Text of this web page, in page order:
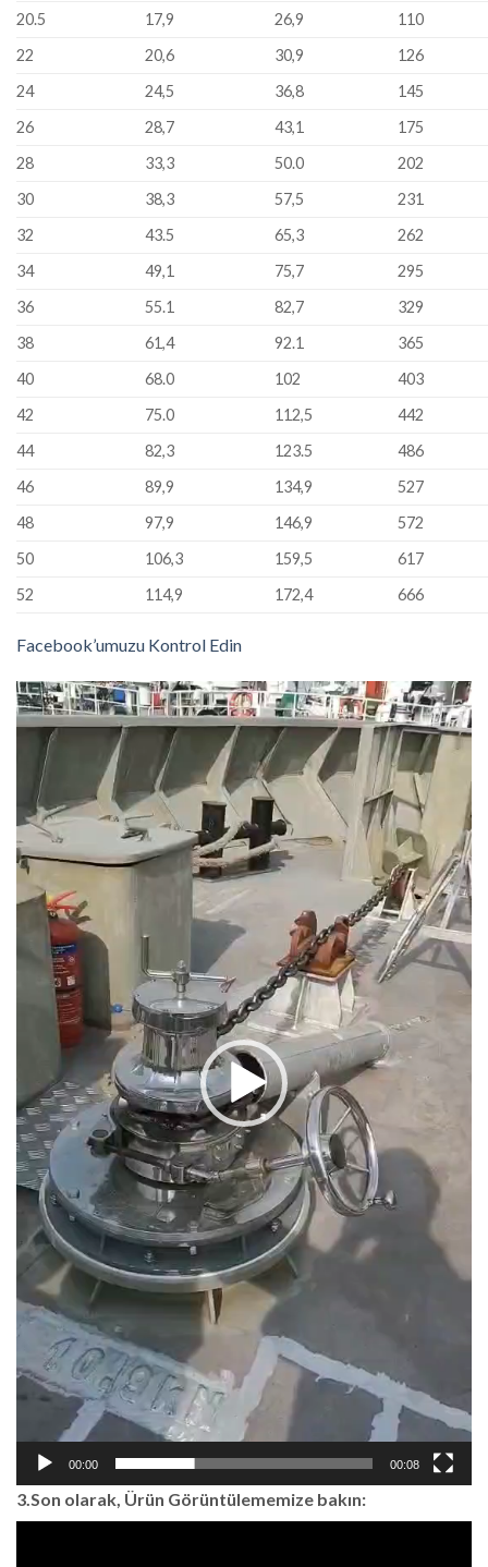
20.5 17,9 26,9
110
22
20,6 30,9
126
24
24,5 36,8
145
26
28,7 43,1
175
28
33,3 50.0
202
30
38,3 57,5
231
32
43.5 65,3
262
34
49,1 75,7
295
36
55.1 82,7
329
38
61,4 92.1
365
40
68.0 102
403
42
75.0 112,5
442
44
82,3 123.5
486
46
89,9 134,9
527
48
97,9 146,9
572
50
106,3 159,5
617
52
114,9 172,4 666
Facebook’umuzu Kontrol Edin
Video
Player
00:00 00:08
3.Son olarak, Ürün Görüntülememize bakın: